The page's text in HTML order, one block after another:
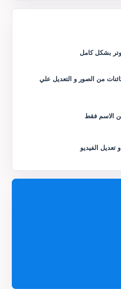
بشكل كامل
من الصور و التعديل علي
الاسم فقط
تعديل الفيديو